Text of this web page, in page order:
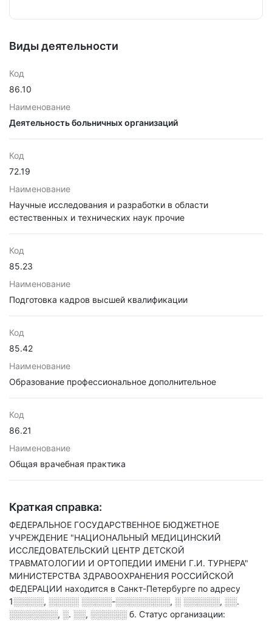
Виды деятельности
Код
86.10
Наименование
Деятельность больничных организаций
Код
72.19
Наименование
Научные исследования и разработки в области
естественных и технических наук прочие
Код
85.23
Наименование
Подготовка кадров высшей квалификации
Код
85.42
Наименование
Образование профессиональное дополнительное
Код
86.21
Наименование
Общая врачебная практика
Краткая справка:
ФЕДЕРАЛЬНОЕ ГОСУДАРСТВЕННОЕ БЮДЖЕТНОЕ
УЧРЕЖДЕНИЕ "НАЦИОНАЛЬНЫЙ МЕДИЦИНСКИЙ
ИССЛЕДОВАТЕЛЬСКИЙ ЦЕНТР ДЕТСКОЙ
ТРАВМАТОЛОГИИ И ОРТОПЕДИИ ИМЕНИ Г.И. ТУРНЕРА"
МИНИСТЕРСТВА ЗДРАВООХРАНЕНИЯ РОССИЙСКОЙ
ФЕДЕРАЦИИ находится в Санкт-Петербурге по адресу
1░░░░░, ░░░░░ ░░░░░-░░░░░░░░░, ░ ░░░░░░, ░░.
░░░░░░░░, ░. ░░, ░░░░░░ б. Статус организации: